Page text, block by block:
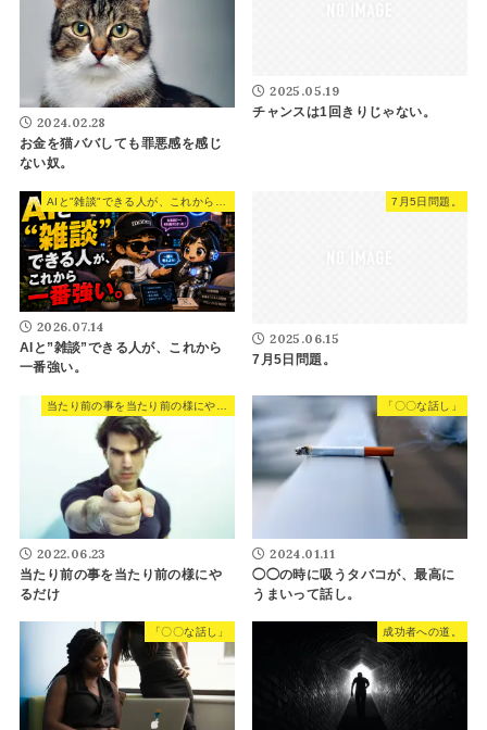
2024.02.28
お金を猫ババしても罪悪感を感じ
ない奴。
2025.05.19
チャンスは1回きりじゃない。
2026.07.14
AIと”雑談”できる人が、これから
一番強い。
7月5日問題。
2025.06.15
7月5日問題。
2022.06.23
当たり前の事を当たり前の様にや
るだけ
「〇〇な話し」
2024.01.11
◯◯の時に吸うタバコが、最高に
うまいって話し。
「〇〇な話し」 成功者への道。